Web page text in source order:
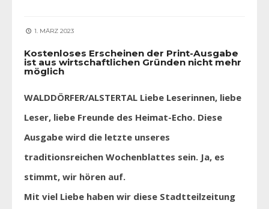
1. MÄRZ 2023
Kostenloses Erscheinen der Print-Ausgabe
ist aus wirtschaftlichen Gründen nicht mehr
möglich
WALDDÖRFER/ALSTERTAL Liebe Leserinnen, liebe
Leser, liebe Freunde des Heimat-Echo. Diese
Ausgabe wird die letzte unseres
traditionsreichen Wochenblattes sein. Ja, es
stimmt, wir hören auf.
Mit viel Liebe haben wir diese Stadtteilzeitung